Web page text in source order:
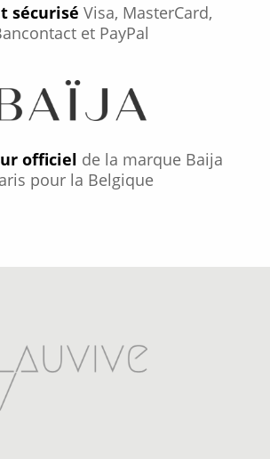
sécurisé Visa, MasterCard,
et PayPal
officiel de la marque Baija
pour la Belgique